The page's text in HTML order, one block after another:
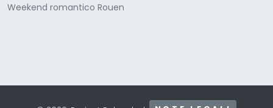
Weekend romantico Rouen